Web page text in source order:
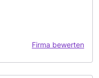
Firma bewerten